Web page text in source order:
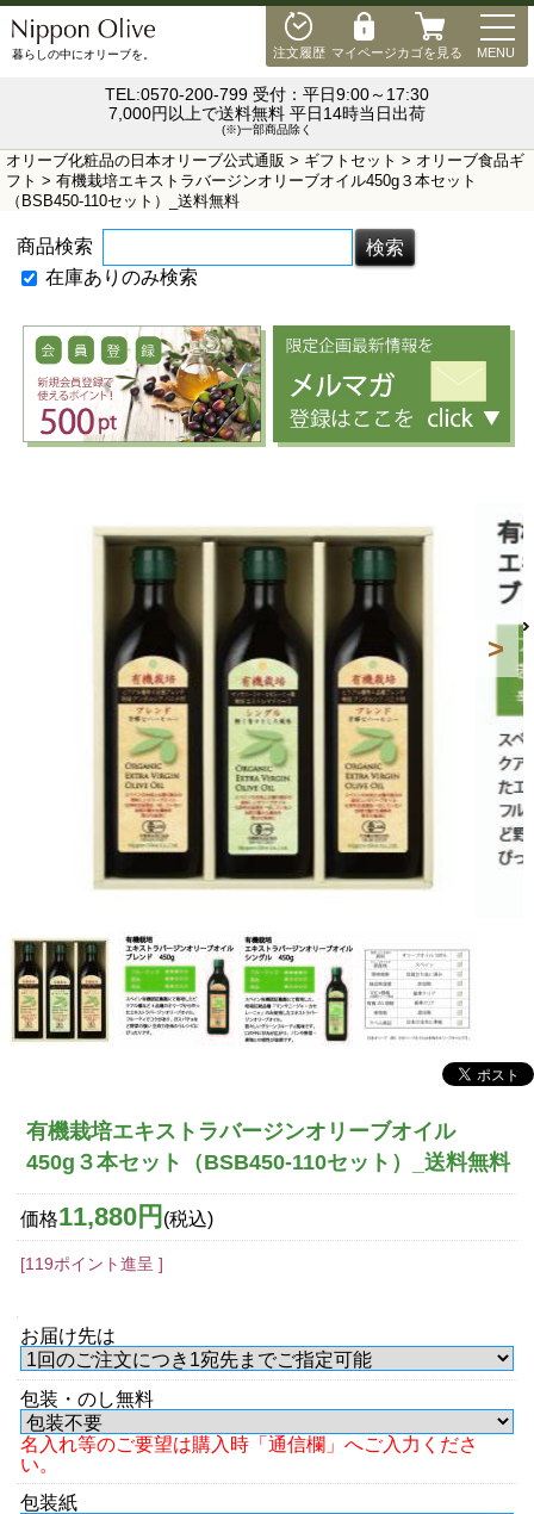
注文履歴 マイページカゴを見る MENU
暮らしの中にオリーブを。
TEL:0570-200-799 受付：平日9:00～17:30
7,000円以上で送料無料 平日14時当日出荷
(※)一部商品除く
オリーブ化粧品の日本オリーブ公式通販 > ギフトセット > オリーブ食品ギ
フト > 有機栽培エキストラバージンオリーブオイル450g３本セット
（BSB450-110セット）_送料無料
商品検索
在庫ありのみ検索
有機栽培エキストラバージンオリーブオイル
450g３本セット（BSB450-110セット）_送料無料
価格11,880円 (税込)
[119ポイント進呈 ]
お届け先は
包装・のし無料
名入れ等のご要望は購入時「通信欄」へご入力くださ
い。
包装紙